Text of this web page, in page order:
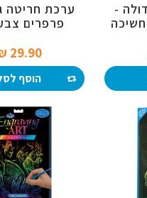
-
ערכת חריטה
פרפרים
29.90 ₪‎
הוסף